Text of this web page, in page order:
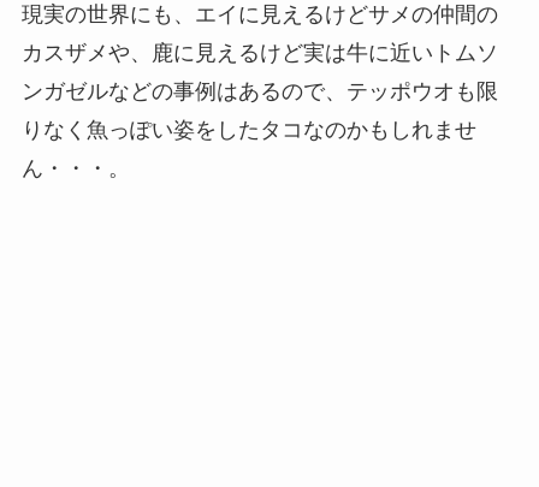
現実の世界にも、エイに見えるけどサメの仲間の
カスザメや、鹿に見えるけど実は牛に近いトムソ
ンガゼルなどの事例はあるので、テッポウオも限
りなく魚っぽい姿をしたタコなのかもしれませ
ん・・・。